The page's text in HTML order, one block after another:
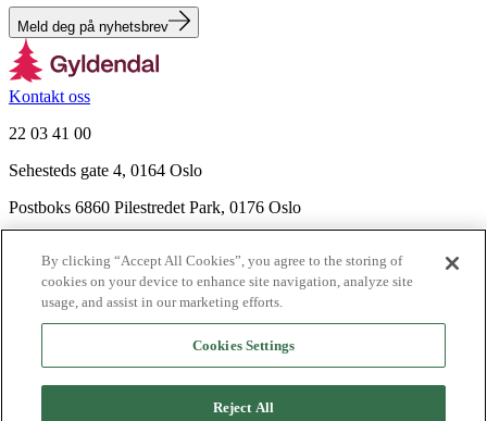
Meld deg på nyhetsbrev
Kontakt oss
22 03 41 00
Sehesteds gate 4, 0164 Oslo
Postboks 6860 Pilestredet Park, 0176 Oslo
Nyhetsbrev
Ledige stillinger
Send inn manus
By clicking “Accept All Cookies”, you agree to the storing of
cookies on your device to enhance site navigation, analyze site
usage, and assist in our marketing efforts.
Cookies Settings
Reject All